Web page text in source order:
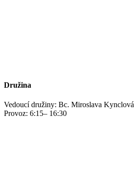
Družina
Vedoucí družiny: Bc. Miroslava Kynclová
Provoz: 6:15– 16:30